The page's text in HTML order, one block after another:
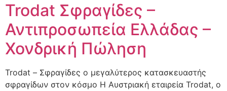
Trodat Σφραγίδες –
Αντιπροσωπεία Ελλάδας –
Χονδρική Πώληση
Trodat – Σφραγίδες ο μεγαλύτερος κατασκευαστής
σφραγίδων στον κόσμο Η Αυστριακή εταιρεία Trodat, ο